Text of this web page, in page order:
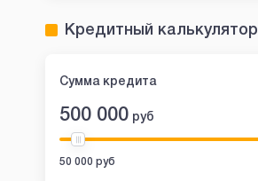
Кредитный калькулятор
Сумма кредита
500 000 руб
50 000 руб